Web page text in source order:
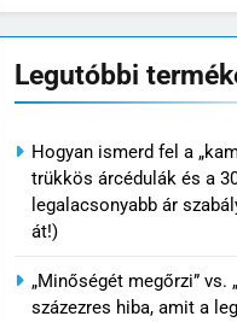
Legutóbbi
Hogyan ismerd fel a
trükkös árcédulák és a
legalacsonyabb ár
át!)
„Minőségét megőrzi” vs.
százezres hiba, amit a